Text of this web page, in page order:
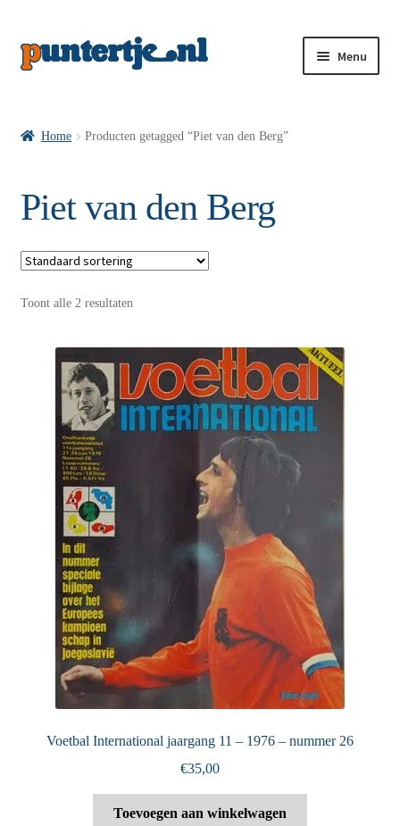
Menu
VI’s met Posters
Wie is puntertje
Puntertjes
Contact
Home Producten getagged “Piet van den Berg”
Piet van den Berg
Toont alle 2 resultaten
Voetbal International jaargang 11 – 1976 – nummer 26
€35,00
Toevoegen aan winkelwagen